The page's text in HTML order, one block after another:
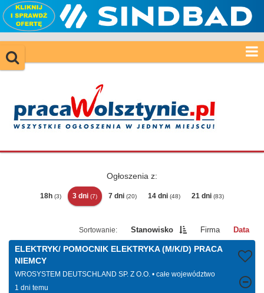
Ogłoszenia z:
18h (3) 3 dni (7) 7 dni (20) 14 dni (48) 21 dni (83)
Stanowisko Firma Data
ELEKTRYK/ POMOCNIK ELEKTRYKA (M/K/D) PRACA
NIEMCY
WROSYSTEM DEUTSCHLAND SP. Z O.O.
całe województwo
1 dni temu